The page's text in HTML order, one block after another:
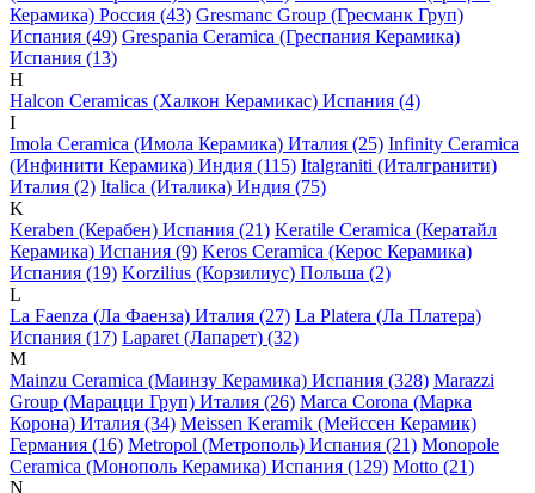
Керамика) Россия (43) Gresmanc Group (Гресманк Груп)
Испания (49) Grespania Ceramica (Греспания Керамика)
Испания (13)
H
Halcon Ceramicas (Халкон Керамикас) Испания (4)
I
Imola Ceramica (Имола Керамика) Италия (25) Infinity Ceramica
(Инфинити Керамика) Индия (115) Italgraniti (Италгранити)
Италия (2) Italica (Италика) Индия (75)
K
Keraben (Керабен) Испания (21) Keratile Ceramica (Кератайл
Керамика) Испания (9) Keros Ceramica (Керос Керамика)
Испания (19) Korzilius (Корзилиус) Польша (2)
L
La Faenza (Ла Фаенза) Италия (27) La Platera (Ла Платера)
Испания (17) Laparet (Лапарет) (32)
M
Mainzu Ceramica (Маинзу Керамика) Испания (328) Marazzi
Group (Марацци Груп) Италия (26) Marca Corona (Марка
Корона) Италия (34) Meissen Keramik (Мейсcен Керамик)
Германия (16) Metropol (Метрополь) Испания (21) Monopole
Ceramica (Монополь Керамика) Испания (129) Motto (21)
N